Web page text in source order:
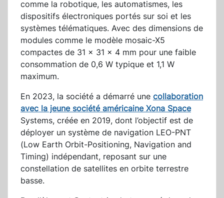
comme la robotique, les automatismes, les
dispositifs électroniques portés sur soi et les
systèmes télématiques. Avec des dimensions de
modules comme le modèle mosaic-X5
compactes de 31 x 31 x 4 mm pour une faible
consommation de 0,6 W typique et 1,1 W
maximum.
En 2023, la société a démarré une collaboration
avec la jeune société américaine Xona Space
Systems, créée en 2019, dont l’objectif est de
déployer un système de navigation LEO-PNT
(Low Earth Orbit-Positioning, Navigation and
Timing) indépendant, reposant sur une
constellation de satellites en orbite terrestre
basse.